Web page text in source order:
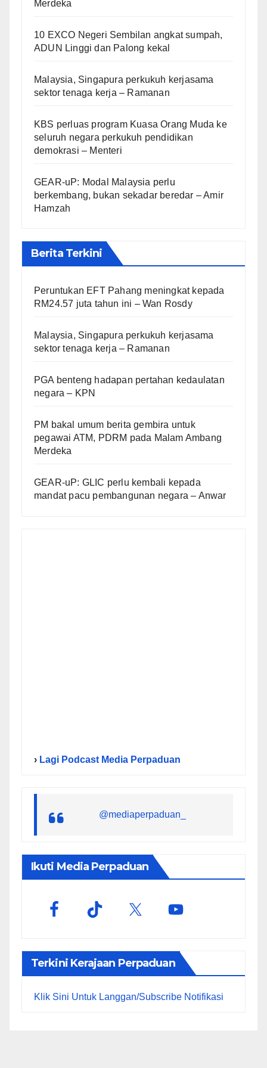
Merdeka
10 EXCO Negeri Sembilan angkat sumpah,
ADUN Linggi dan Palong kekal
Malaysia, Singapura perkukuh kerjasama
sektor tenaga kerja – Ramanan
KBS perluas program Kuasa Orang Muda ke
seluruh negara perkukuh pendidikan
demokrasi – Menteri
GEAR-uP: Modal Malaysia perlu
berkembang, bukan sekadar beredar – Amir
Hamzah
Berita Terkini
Peruntukan EFT Pahang meningkat kepada
RM24.57 juta tahun ini – Wan Rosdy
Malaysia, Singapura perkukuh kerjasama
sektor tenaga kerja – Ramanan
PGA benteng hadapan pertahan kedaulatan
negara – KPN
PM bakal umum berita gembira untuk
pegawai ATM, PDRM pada Malam Ambang
Merdeka
GEAR-uP: GLIC perlu kembali kepada
mandat pacu pembangunan negara – Anwar
› Lagi Podcast Media Perpaduan
@mediaperpaduan_
Ikuti Media Perpaduan
Terkini Kerajaan Perpaduan
Klik Sini Untuk Langgan/Subscribe Notifikasi